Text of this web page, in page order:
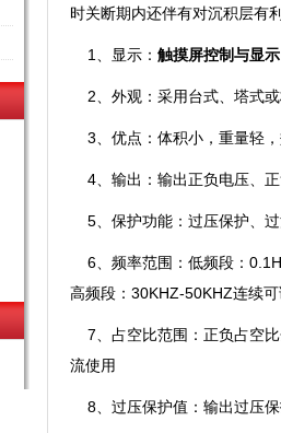
时关断期内还伴有对沉积层有
1、显示： 触摸屏控制与显示
2、外观：采用台式、塔式
3、优点： 体积小，重量轻
4、 输出： 输出正负电压、
5、保护功能：过压保护、
6、频率范围： 低频段：
高频段：30KHZ-50KHZ连续
7、占空比范围：正负占空
流使用
8、过压保护值：输出过压